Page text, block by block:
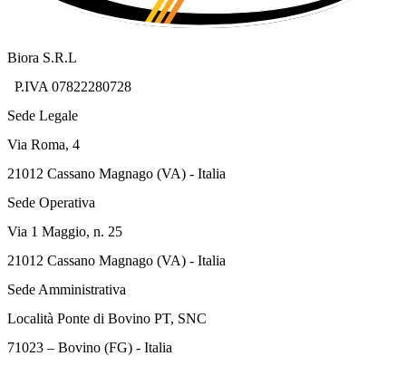
Biora S.R.L
P.IVA 07822280728
Sede Legale
Via Roma, 4
21012 Cassano Magnago (VA) - Italia
Sede Operativa
Via 1 Maggio, n. 25
21012 Cassano Magnago (VA) - Italia
Sede Amministrativa
Località Ponte di Bovino PT, SNC
71023 – Bovino (FG) - Italia